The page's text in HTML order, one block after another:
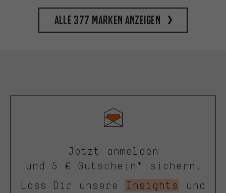
Alle 377 Marken anzeigen
Jetzt anmelden
und 5 € Gutschein* sichern.
Lass Dir unsere
Insights
und